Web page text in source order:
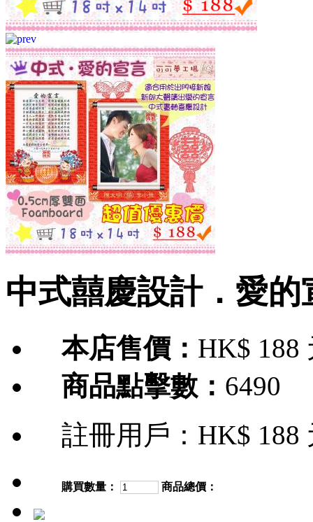
中式囍慶設計．愛的
本店售價： HK$ 188
商品點擊數： 6490
註冊用戶： HK$ 188
購買數量： 商品總價：